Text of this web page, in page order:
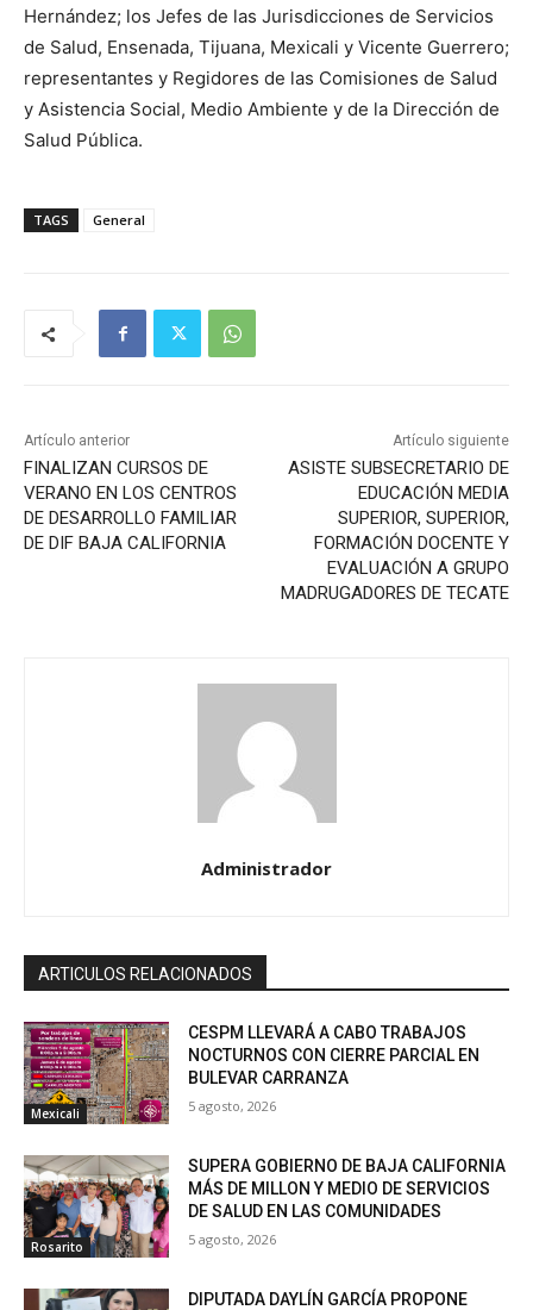
Hernández; los Jefes de las Jurisdicciones de Servicios
de Salud, Ensenada, Tijuana, Mexicali y Vicente Guerrero;
representantes y Regidores de las Comisiones de Salud
y Asistencia Social, Medio Ambiente y de la Dirección de
Salud Pública.
TAGS General
Artículo anterior
FINALIZAN CURSOS DE
VERANO EN LOS CENTROS
DE DESARROLLO FAMILIAR
DE DIF BAJA CALIFORNIA
Artículo siguiente
ASISTE SUBSECRETARIO DE
EDUCACIÓN MEDIA
SUPERIOR, SUPERIOR,
FORMACIÓN DOCENTE Y
EVALUACIÓN A GRUPO
MADRUGADORES DE TECATE
Administrador
ARTICULOS RELACIONADOS
Mexicali
CESPM LLEVARÁ A CABO TRABAJOS
NOCTURNOS CON CIERRE PARCIAL EN
BULEVAR CARRANZA
5 agosto, 2026
Rosarito
SUPERA GOBIERNO DE BAJA CALIFORNIA
MÁS DE MILLON Y MEDIO DE SERVICIOS
DE SALUD EN LAS COMUNIDADES
5 agosto, 2026
DIPUTADA DAYLÍN GARCÍA PROPONE